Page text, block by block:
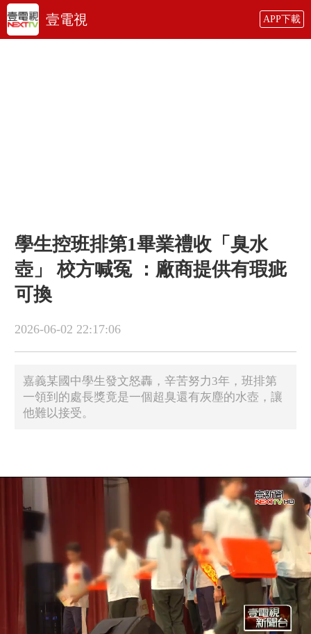
壹電視 APP下載
學生控班排第1畢業禮收「臭水
壺」 校方喊冤 ：廠商提供有瑕疵
可換
2026-06-02 22:17:06
​嘉義某國中學生發文怒轟，辛苦努力3年，班排第
一領到的處長獎竟是一個超臭還有灰塵的水壺，讓
他難以接受。